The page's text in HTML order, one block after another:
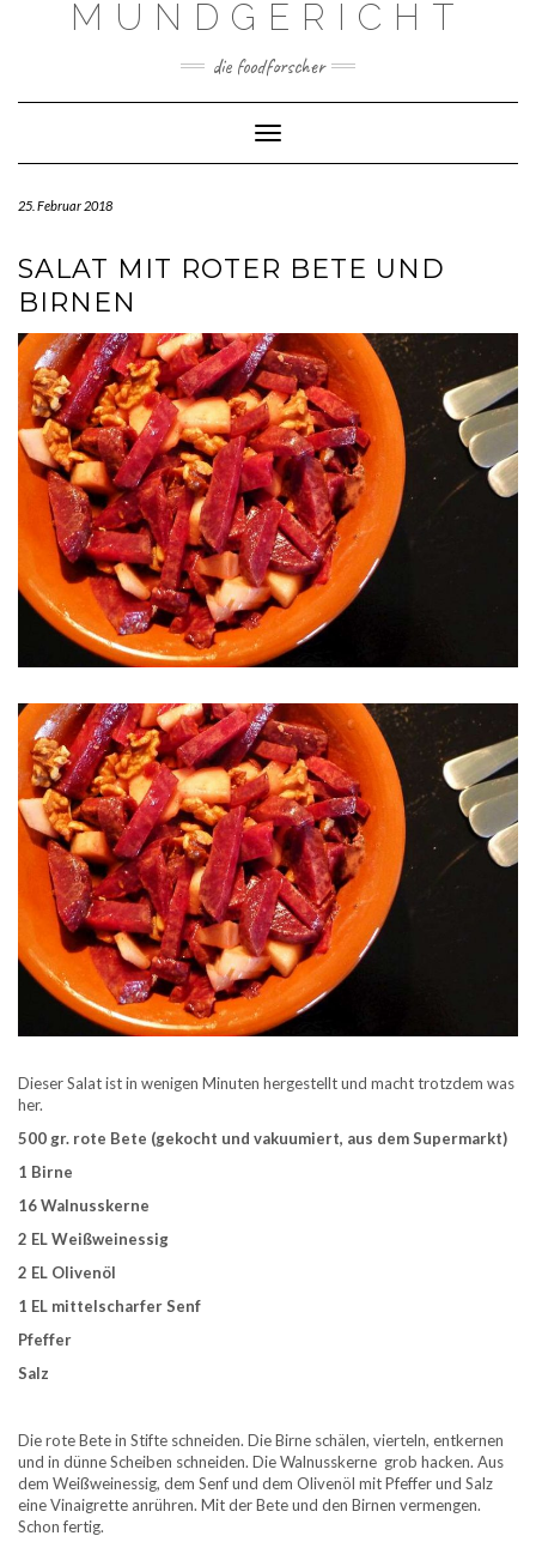
MUNDGERICHT
die foodforscher
Toggle Navigation
25. Februar 2018
SALAT MIT ROTER BETE UND
BIRNEN
Dieser Salat ist in wenigen Minuten hergestellt und macht trotzdem was
her.
500 gr. rote Bete (gekocht und vakuumiert, aus dem Supermarkt)
1 Birne
16 Walnusskerne
2 EL Weißweinessig
2 EL Olivenöl
1 EL mittelscharfer Senf
Pfeffer
Salz
Die rote Bete in Stifte schneiden. Die Birne schälen, vierteln, entkernen
und in dünne Scheiben schneiden. Die Walnusskerne grob hacken. Aus
dem Weißweinessig, dem Senf und dem Olivenöl mit Pfeffer und Salz
eine Vinaigrette anrühren. Mit der Bete und den Birnen vermengen.
Schon fertig.